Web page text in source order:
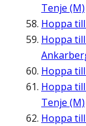
Tenje (M)
Hoppa till
Hoppa till
Hoppa till
Hoppa till
Tenje (M)
Hoppa till